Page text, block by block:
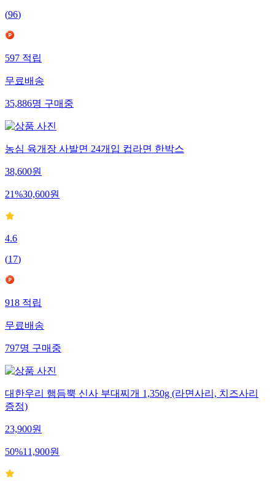
(96)
597 적립
무료배송
35,886명 구매중
농심 육개장 사발면 24개입 컵라면 한박스
38,600원
21%30,600원
4.6
(17)
918 적립
무료배송
797명 구매중
대한우리 햄듬뿍 신사 부대찌개 1,350g (라면사리, 치즈사리
증정)
23,900원
50%11,900원